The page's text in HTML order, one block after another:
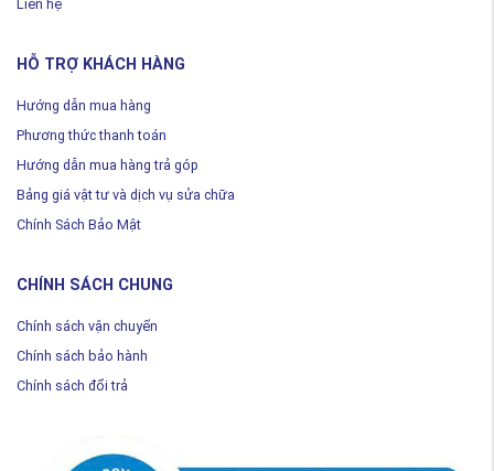
Liên hệ
HỖ TRỢ KHÁCH HÀNG
Hướng dẫn mua hàng
Phương thức thanh toán
Hướng dẫn mua hàng trả góp
Bảng giá vật tư và dịch vụ sửa chữa
Chính Sách Bảo Mật
CHÍNH SÁCH CHUNG
Chính sách vận chuyển
Chính sách bảo hành
Chính sách đổi trả